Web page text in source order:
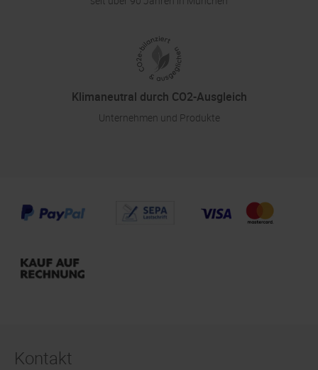
Klimaneutral durch CO2-Ausgleich
Unternehmen und Produkte
Kontakt